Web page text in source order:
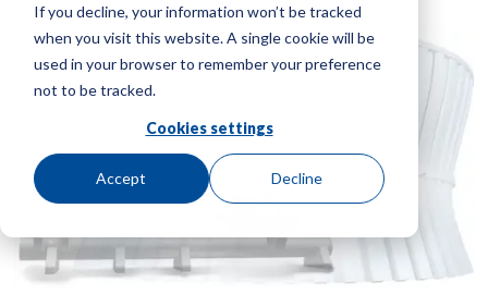
If you decline, your information won’t be tracked
when you visit this website. A single cookie will be
used in your browser to remember your preference
not to be tracked.
Cookies settings
Accept Decline